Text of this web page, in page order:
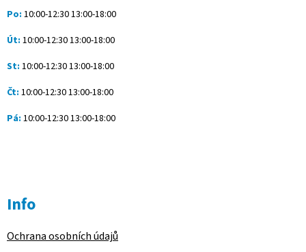
Po: 10:00-12:30 13:00-18:00
Út: 10:00-12:30 13:00-18:00
St: 10:00-12:30 13:00-18:00
Čt: 10:00-12:30 13:00-18:00
Pá: 10:00-12:30 13:00-18:00
Info
Ochrana osobních údajů